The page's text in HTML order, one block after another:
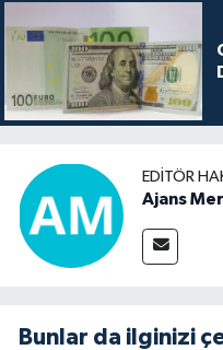
EDITÖR
Ajans
Bunlar da ilginizi